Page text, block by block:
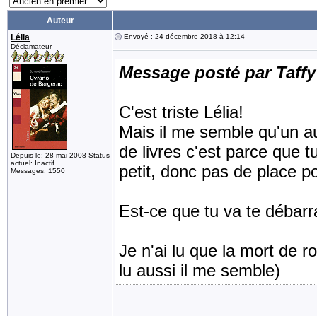
Auteur
Lélia
Déclamateur
Depuis le: 28 mai 2008 Status
actuel: Inactif
Messages: 1550
Envoyé : 24 décembre 2018 à 12:14
Message posté par Taffy
C'est triste Lélia!
Mais il me semble qu'un
de livres c'est parce que
petit, donc pas de place
Est-ce que tu va te
Je n'ai lu que la mort de
lu aussi il me semble)